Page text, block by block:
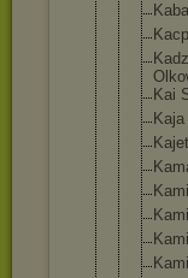
Kai